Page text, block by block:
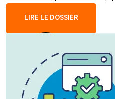
LIRE LE DOSSIER